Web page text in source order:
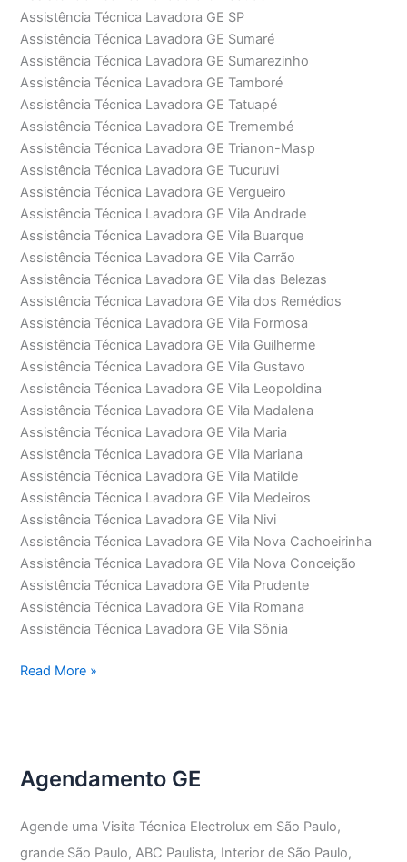
Assistência Técnica Lavadora GE SP
Assistência Técnica Lavadora GE Sumaré
Assistência Técnica Lavadora GE Sumarezinho
Assistência Técnica Lavadora GE Tamboré
Assistência Técnica Lavadora GE Tatuapé
Assistência Técnica Lavadora GE Tremembé
Assistência Técnica Lavadora GE Trianon-Masp
Assistência Técnica Lavadora GE Tucuruvi
Assistência Técnica Lavadora GE Vergueiro
Assistência Técnica Lavadora GE Vila Andrade
Assistência Técnica Lavadora GE Vila Buarque
Assistência Técnica Lavadora GE Vila Carrão
Assistência Técnica Lavadora GE Vila das Belezas
Assistência Técnica Lavadora GE Vila dos Remédios
Assistência Técnica Lavadora GE Vila Formosa
Assistência Técnica Lavadora GE Vila Guilherme
Assistência Técnica Lavadora GE Vila Gustavo
Assistência Técnica Lavadora GE Vila Leopoldina
Assistência Técnica Lavadora GE Vila Madalena
Assistência Técnica Lavadora GE Vila Maria
Assistência Técnica Lavadora GE Vila Mariana
Assistência Técnica Lavadora GE Vila Matilde
Assistência Técnica Lavadora GE Vila Medeiros
Assistência Técnica Lavadora GE Vila Nivi
Assistência Técnica Lavadora GE Vila Nova Cachoeirinha
Assistência Técnica Lavadora GE Vila Nova Conceição
Assistência Técnica Lavadora GE Vila Prudente
Assistência Técnica Lavadora GE Vila Romana
Assistência Técnica Lavadora GE Vila Sônia
Assistência
Read More »
Agendamento GE
Agende uma Visita Técnica Electrolux em São Paulo,
grande São Paulo, ABC Paulista, Interior de São Paulo,